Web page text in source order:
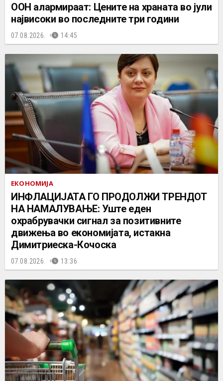
ООН алармираат: Цените на храната во јули
највисоки во последните три години
07.08.2026. 14:45
ЕКОНОМИЈА
ИНФЛАЦИЈАТА ГО ПРОДОЛЖИ ТРЕНДОТ
НА НАМАЛУВАЊЕ: Уште еден
охрабрувачки сигнал за позитивните
движења во економијата, истакна
Димитриеска-Кочоска
07.08.2026. 13:36